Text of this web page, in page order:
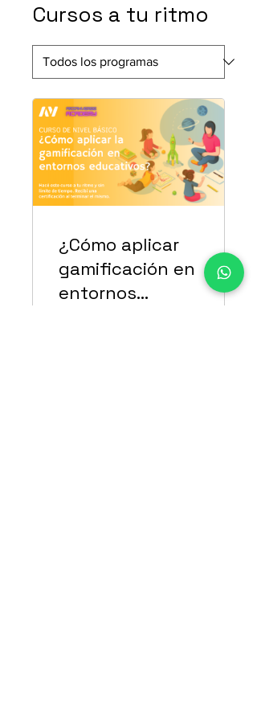
Cursos a tu ritmo
¿Cómo aplicar
gamificación en
entornos